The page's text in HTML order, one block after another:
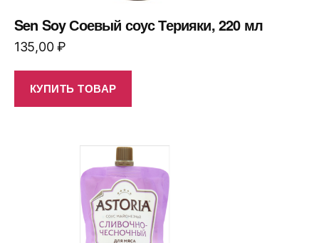
Sen Soy Соевый соус Терияки, 220 мл
135,00₽
КУПИТЬ ТОВАР